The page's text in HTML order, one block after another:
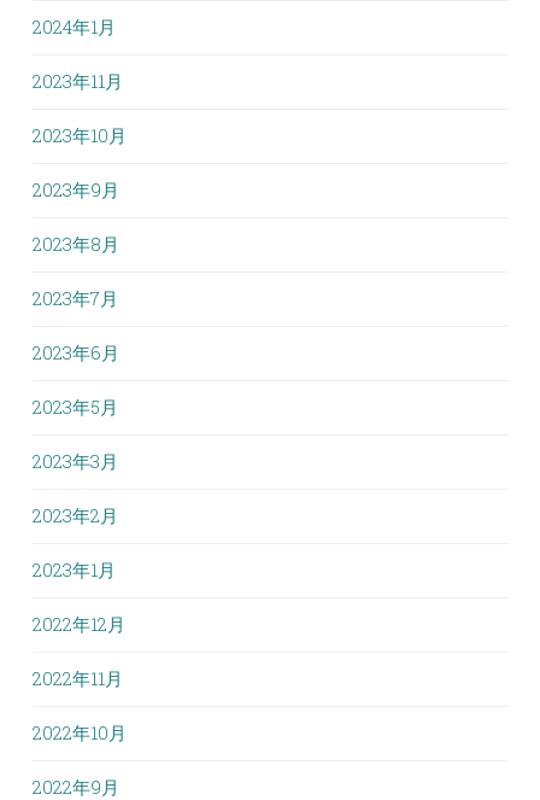
2024年1月
2023年11月
2023年10月
2023年9月
2023年8月
2023年7月
2023年6月
2023年5月
2023年3月
2023年2月
2023年1月
2022年12月
2022年11月
2022年10月
2022年9月